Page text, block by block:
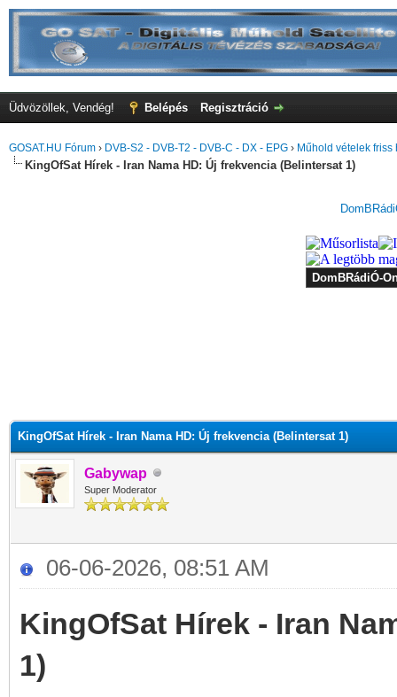
Üdvözöllek, Vendég! Belépés Regisztráció
GOSAT.HU Fórum › DVB-S2 - DVB-T2 - DVB-C - DX - EPG › Műhold vételek friss
KingOfSat Hírek - Iran Nama HD: Új frekvencia (Belintersat 1)
KingOfSat Hírek - Iran Nama HD: Új frekvencia (Belintersat 1)
Gabywap
Super Moderator
06-06-2026, 08:51 AM
KingOfSat Hírek - Iran
1)